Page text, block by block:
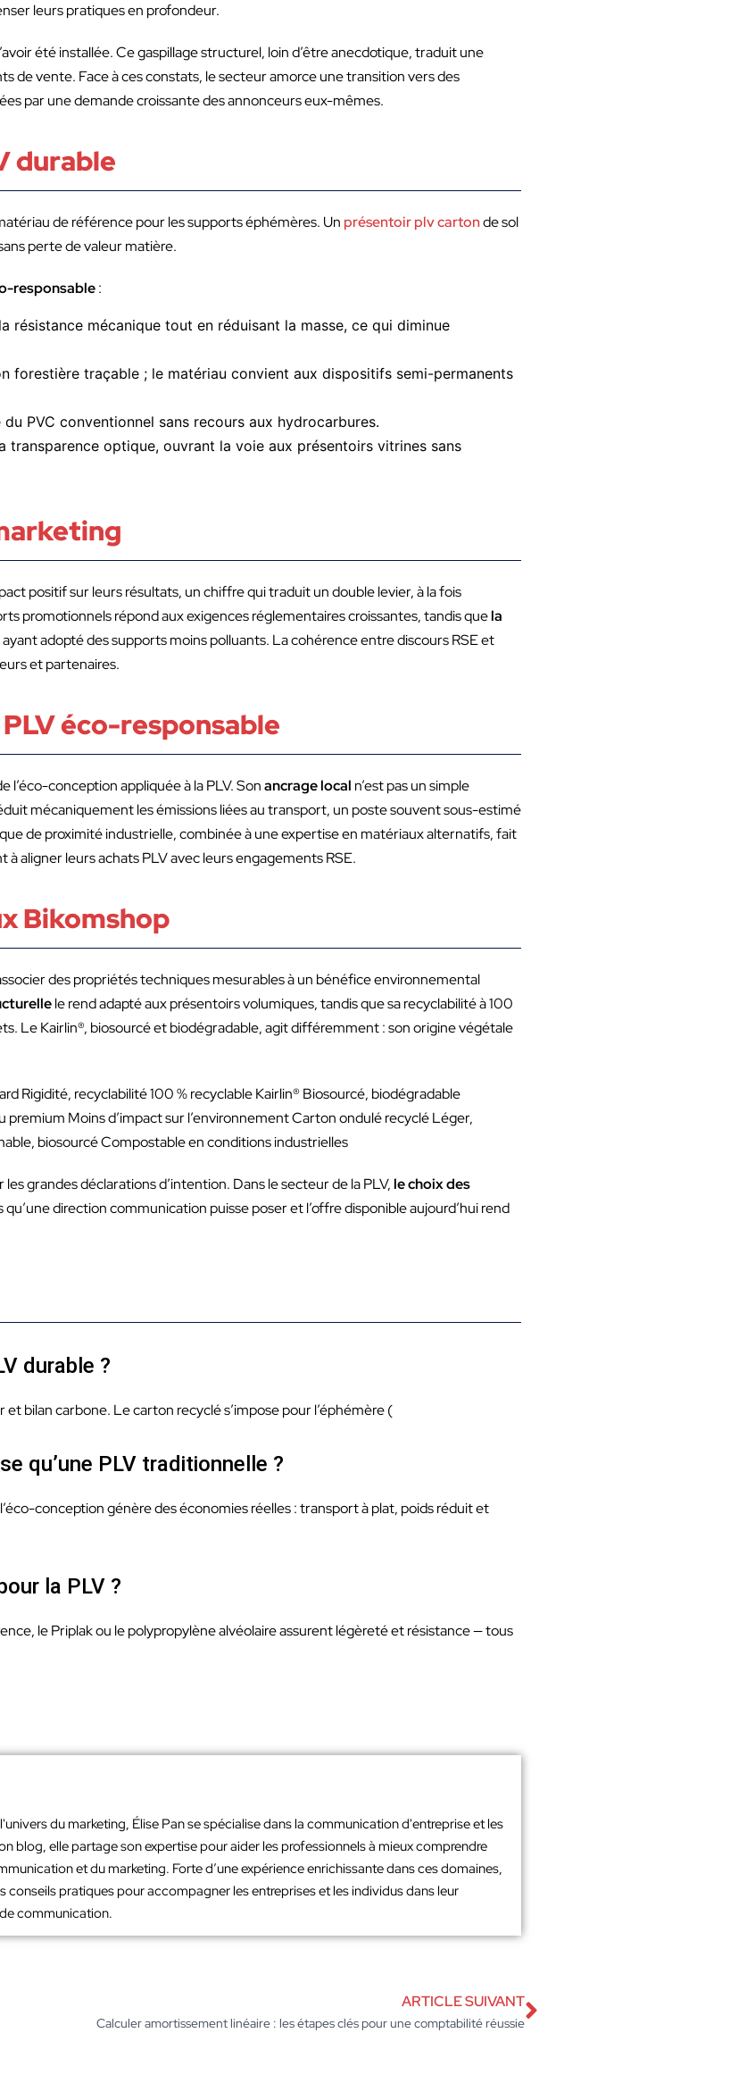
leurs pratiques en profondeur.
été installée. Ce gaspillage structurel, loin d’être anecdotique, traduit une
de vente. Face à ces constats, le secteur amorce une transition vers des
par une demande croissante des annonceurs eux-mêmes.
durable
de référence pour les supports éphémères. Un présentoir plv cartonde sol
perte de valeur matière.
responsable:
résistance mécanique tout en réduisant la masse, ce qui diminue
forestière traçable ; le matériau convient aux dispositifs semi-permanents
PVC conventionnel sans recours aux hydrocarbures.
transparence optique, ouvrant la voie aux présentoirs vitrines sans
positif sur leurs résultats, un chiffre qui traduit un double levier, à la fois
promotionnels répond aux exigences réglementaires croissantes, tandis quela
adopté des supports moins polluants. La cohérence entre discours RSE et
et partenaires.
éco-responsable
conception appliquée à la PLV. Sonancrage local n’est pas un simple
mécaniquement les émissions liées au transport, un poste souvent sous-estimé
de proximité industrielle, combinée à une expertise en matériaux alternatifs, fait
aligner leurs achats PLV avec leurs engagements RSE.
Bikomshop
des propriétés techniques mesurables à un bénéfice environnemental
le rend adapté aux présentoirs volumiques, tandis que sa recyclabilité à 100
Le Kairlin®, biosourcé et biodégradable, agit différemment : son origine végétale
recyclabilité 100 % recyclable Kairlin® Biosourcé, biodégradable
Moins d’impact sur l’environnement Carton ondulé recyclé Léger,
biosourcé Compostable en conditions industrielles
grandes déclarations d’intention. Dans le secteur de la PLV,le choix des
direction communication puisse poser et l’offre disponible aujourd’hui rend
durable ?
bilan carbone. Le carton recyclé s’impose pour l’éphémère (
qu’une PLV traditionnelle ?
conception génère des économies réelles : transport à plat, poids réduit et
la PLV ?
le Priplak ou le polypropylène alvéolaire assurent légèreté et résistance — tous
du marketing, Élise Pan se spécialise dans la communication d'entreprise et les
blog, elle partage son expertise pour aider les professionnels à mieux comprendre
et du marketing. Forte d’une expérience enrichissante dans ces domaines,
conseils pratiques pour accompagner les entreprises et les individus dans leur
communication.
ARTICLE SUIVANT
Calculer amortissement linéaire : les étapes clés pour une comptabilité réussie